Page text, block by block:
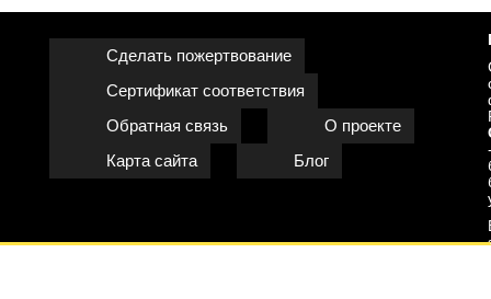
Сделать пожертвование
Сертификат соответствия
Обратная связь
О проекте
Карта сайта
Блог